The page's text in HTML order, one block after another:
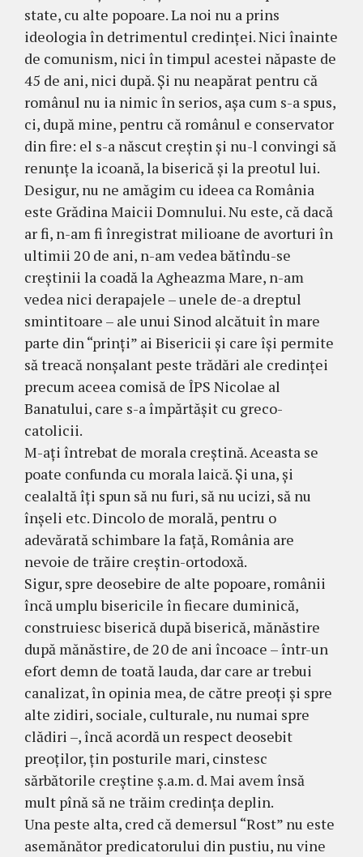
state, cu alte popoare. La noi nu a prins
ideologia în detrimentul credinţei. Nici înainte
de comunism, nici în timpul acestei năpaste de
45 de ani, nici după. Şi nu neapărat pentru că
românul nu ia nimic în serios, aşa cum s-a spus,
ci, după mine, pentru că românul e conservator
din fire: el s-a născut creştin şi nu-l convingi să
renunţe la icoană, la biserică şi la preotul lui.
Desigur, nu ne amăgim cu ideea ca România
este Grădina Maicii Domnului. Nu este, că dacă
ar fi, n-am fi înregistrat milioane de avorturi în
ultimii 20 de ani, n-am vedea bătîndu-se
creştinii la coadă la Agheazma Mare, n-am
vedea nici derapajele – unele de-a dreptul
smintitoare – ale unui Sinod alcătuit în mare
parte din “prinţi” ai Bisericii şi care îşi permite
să treacă nonşalant peste trădări ale credinţei
precum aceea comisă de ÎPS Nicolae al
Banatului, care s-a împărtăşit cu greco-
catolicii.
M-aţi întrebat de morala creştină. Aceasta se
poate confunda cu morala laică. Şi una, şi
cealaltă îţi spun să nu furi, să nu ucizi, să nu
înşeli etc. Dincolo de morală, pentru o
adevărată schimbare la faţă, România are
nevoie de trăire creştin-ortodoxă.
Sigur, spre deosebire de alte popoare, românii
încă umplu bisericile în fiecare duminică,
construiesc biserică după biserică, mănăstire
după mănăstire, de 20 de ani încoace – într-un
efort demn de toată lauda, dar care ar trebui
canalizat, în opinia mea, de către preoţi şi spre
alte zidiri, sociale, culturale, nu numai spre
clădiri –, încă acordă un respect deosebit
preoţilor, ţin posturile mari, cinstesc
sărbătorile creştine ş.a.m. d. Mai avem însă
mult pînă să ne trăim credinţa deplin.
Una peste alta, cred că demersul “Rost” nu este
asemănător predicatorului din pustiu, nu vine